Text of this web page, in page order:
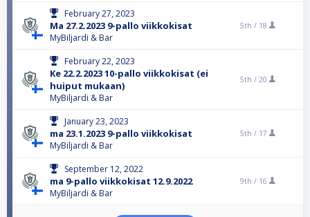
February 27, 2023
Ma 27.2.2023 9-pallo viikkokisat
MyBiljardi & Bar
5th / 18
February 22, 2023
Ke 22.2.2023 10-pallo viikkokisat (ei
huiput mukaan)
MyBiljardi & Bar
5th / 20
January 23, 2023
ma 23.1.2023 9-pallo viikkokisat
MyBiljardi & Bar
5th / 17
September 12, 2022
ma 9-pallo viikkokisat 12.9.2022
MyBiljardi & Bar
9th / 16